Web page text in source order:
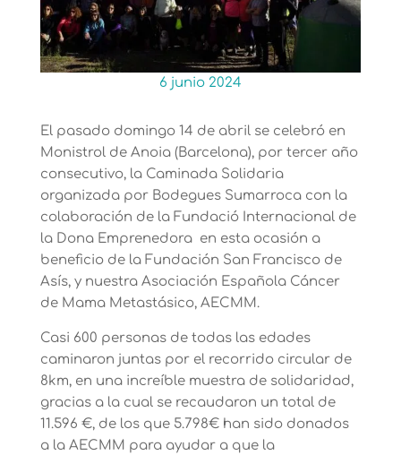
6 junio 2024
El pasado domingo 14 de abril se celebró en
Monistrol de Anoia (Barcelona), por tercer año
consecutivo, la Caminada Solidaria
organizada por Bodegues Sumarroca con la
colaboración de la Fundació Internacional de
la Dona Emprenedora en esta ocasión a
beneficio de la Fundación San Francisco de
Asís, y nuestra Asociación Española Cáncer
de Mama Metastásico, AECMM.
Casi 600 personas de todas las edades
caminaron juntas por el recorrido circular de
8km, en una increíble muestra de solidaridad,
gracias a la cual se recaudaron un total de
11.596 €, de los que 5.798€ han sido donados
a la AECMM para ayudar a que la